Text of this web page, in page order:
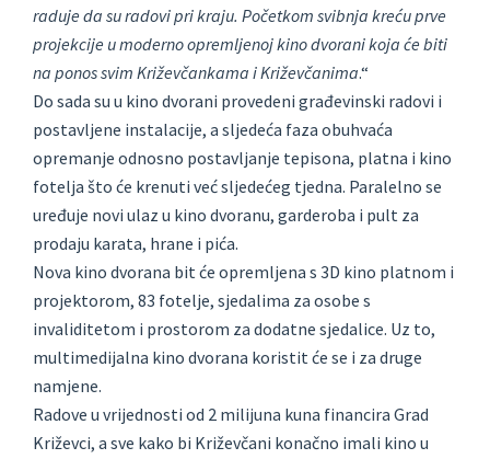
raduje da su radovi pri kraju. Početkom svibnja kreću prve
projekcije u moderno opremljenoj kino dvorani koja će biti
na ponos svim Križevčankama i Križevčanima.“
Do sada su u kino dvorani provedeni građevinski radovi i
postavljene instalacije, a sljedeća faza obuhvaća
opremanje odnosno postavljanje tepisona, platna i kino
fotelja što će krenuti već sljedećeg tjedna. Paralelno se
uređuje novi ulaz u kino dvoranu, garderoba i pult za
prodaju karata, hrane i pića.
Nova kino dvorana bit će opremljena s 3D kino platnom i
projektorom, 83 fotelje, sjedalima za osobe s
invaliditetom i prostorom za dodatne sjedalice. Uz to,
multimedijalna kino dvorana koristit će se i za druge
namjene.
Radove u vrijednosti od 2 milijuna kuna financira Grad
Križevci, a sve kako bi Križevčani konačno imali kino u